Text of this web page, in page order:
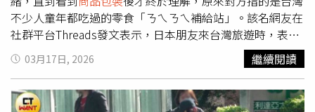
失。（圖／翻攝自X，@DallasExpress）
符合我國食品安全衛生規範，以免觸法受罰。
不少人童年都吃過的零食「ㄋㄟㄋㄟ補給站」。該名網友在
社群平台Threads發文表示，日本朋友來台灣旅遊時，表示
想買一款叫做「ろへろへ」的餅乾當作伴手禮，但他怎麼想
都不知道是哪一種商品。直到兩人在超市看到實際商品包
裝，才終於解開謎團。原來，日本朋友所說的「ろへろ
へ」，其實是把注音符號「ㄋㄟㄋㄟ」用日文方式念出來。
03月17日, 2026 繼續閱讀